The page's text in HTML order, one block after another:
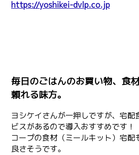
https://yoshikei-dvlp.co.jp
毎日のごはんのお買い物、食
頼れる味方。
ヨシケイさんが一押しですが、宅配
ビスがあるので導入おすすめです！
コープの食材（ミールキット）宅配
良さそうです。